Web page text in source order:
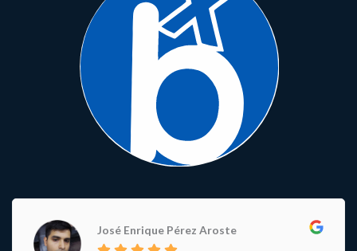
José Enrique Pérez Aroste